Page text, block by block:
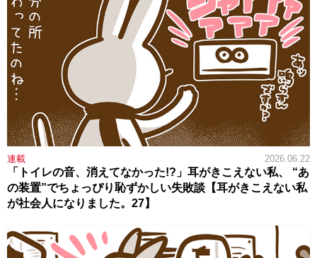
連載 2026.06.22
「トイレの音、消えてなかった!?」耳がきこえない私、 “あ
の装置”でちょっぴり恥ずかしい失敗談【耳がきこえない私
が社会人になりました。27】